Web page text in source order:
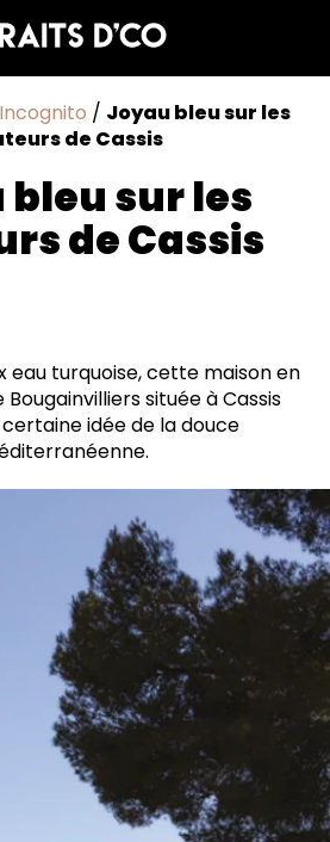
Incognito / Joyau bleu sur les
de Cassis
sur les
de Cassis
eau turquoise, cette maison en
située à Cassis
idée de la douce